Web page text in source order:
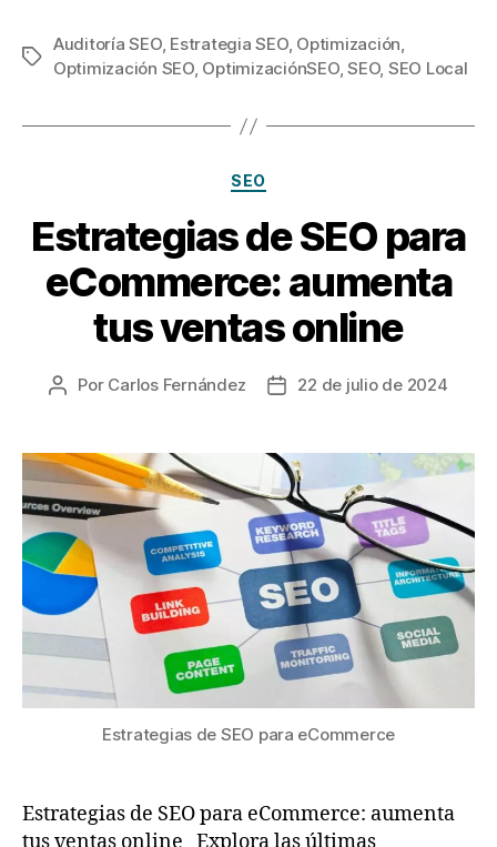
Auditoría SEO, Estrategia SEO, Optimización,
Optimización SEO, OptimizaciónSEO,SEO, SEO Local
SEO
Estrategias de SEO para
eCommerce: aumenta
tus ventas online
Por Carlos Fernández 22 de julio de 2024
Estrategias de SEO para eCommerce
Estrategias de SEO para eCommerce: aumenta